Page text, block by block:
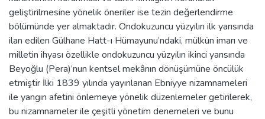
geliştirilmesine yönelik öneriler ise tezin değerlendirme
bölümünde yer almaktadır. Ondokuzuncu yüzyılın ilk yarısında
ilan edilen Gülhane Hatt-ı Hümayunu’ndaki, mülkün imarı ve
milletin ihyası özellikle ondokuzuncu yüzyılın ikinci yarısında
Beyoğlu (Pera)’nun kentsel mekânın dönüşümüne öncülük
etmiştir İlki 1839 yılında yayınlanan Ebniyye nizamnameleri
ile yangın afetini önlemeye yönelik düzenlemeler getirilerek,
bu nizamnameler ile çeşitli yönetim denemeleri ve bunu